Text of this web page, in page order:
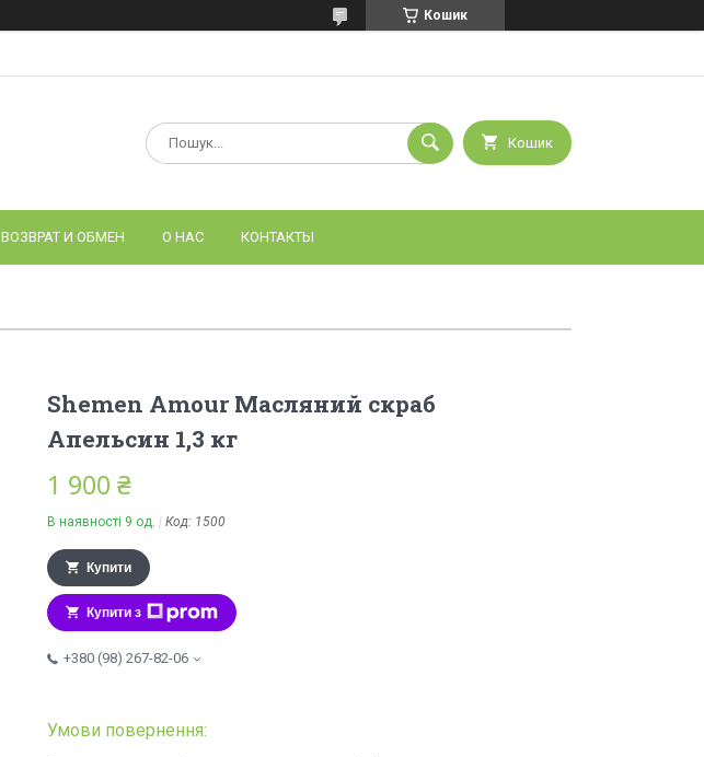
Кошик
Кошик
ВОЗВРАТ И ОБМЕН О НАС КОНТАКТЫ
Shemen Amour Масляний скраб
Апельсин 1,3 кг
1 900 ₴
В наявності 9 од. Код: 1500
Купити
Купити з
+380 (98) 267-82-06